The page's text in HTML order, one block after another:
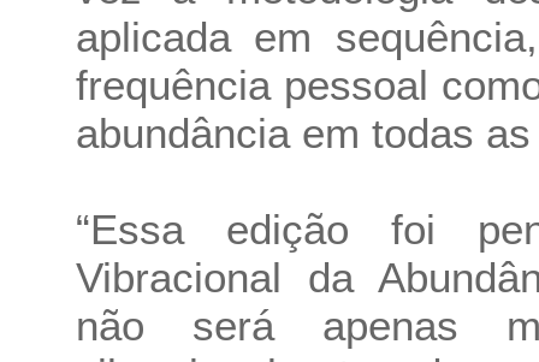
aplicada em
frequência pessoal
abundância em todas
“Essa edição foi
Vibracional da
não será apenas